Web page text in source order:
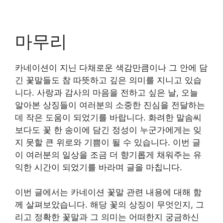
마무리
카네이션이 지닌 다채로운 색감만큼이나 그 안에 담
긴 꽃말들도 참 따뜻하고 깊은 의미를 지니고 있습
니다. 사랑과 감사의 마음을 전하고 싶은 날, 오늘
알아본 상징들이 여러분의 소중한 진심을 전달하는
데 작은 도움이 되었기를 바랍니다. 화려한 말솜씨
보다도 꽃 한 송이에 담긴 정성이 누군가에게는 잊
지 못할 큰 위로와 기쁨이 될 수 있습니다. 이번 글
이 여러분의 일상을 조금 더 향기롭게 채워주는 유
익한 시간이 되었기를 바라며 글을 마칩니다.
이번 글에서는 카네이션 꽃말 관련 내용에 대해 함
께 살펴보았습니다. 해당 꽃의 상징이 무엇인지, 그
리고 정확한 꽃말과 그 의미는 어떠한지 궁금하신